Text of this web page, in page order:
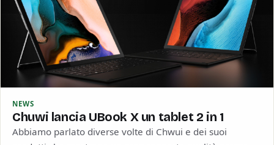
NEWS
Chuwi lancia UBook X un tablet 2 in 1
Abbiamo parlato diverse volte di Chwui e dei suoi